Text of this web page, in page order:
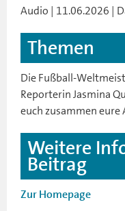
Audio | 11.06.2026 |
Themen
Die Fußball-
Reporterin Jasmina
euch zusammen
Weitere
Beitrag
Zur Homepage